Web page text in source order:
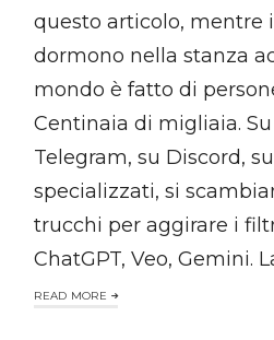
questo articolo, mentre
dormono nella stanza
mondo è fatto di
Centinaia di migliaia.
Telegram, su Discord,
specializzati, si
trucchi per aggirare i
ChatGPT, Veo, Gemini.
READ MORE